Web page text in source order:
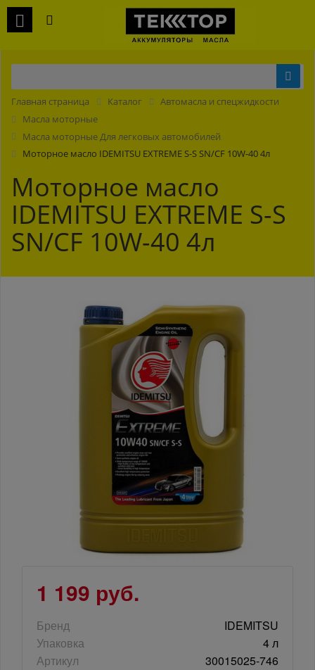
Главная страница Каталог
Автомасла и спецжидкости
Масла моторные
Масла моторные Для легковых автомобилей
Моторное масло IDEMITSU EXTREME S-S SN/CF 10W-40 4л
Моторное масло
IDEMITSU EXTREME S-S
SN/CF 10W-40 4л
1 199 руб.
Бренд
IDEMITSU
Упаковка
4 л
Артикул
30015025-746